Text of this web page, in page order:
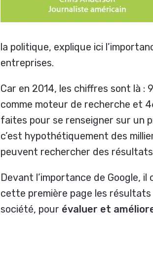
la politique, explique ici
entreprises.
Car en 2014, les chiffres sont là :
comme moteur de recherche et
faites pour se renseigner sur un
c’est hypothétiquement des
peuvent rechercher des
Devant l’importance de Google,
cette première page les
société, pour évaluer et